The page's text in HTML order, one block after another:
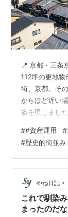
📍 京都・三条
112坪の更地
街、京都。そ
からほど近い
姿を現しまし
その理由を詳
ック 所在地 京
州寺町 価格
約112.4坪）
約4分京阪本
##資産運用 #
#歴史的街並み
やね日記 •
これで馴染
まったのだ